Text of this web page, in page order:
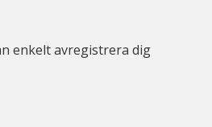
enkelt avregistrera dig